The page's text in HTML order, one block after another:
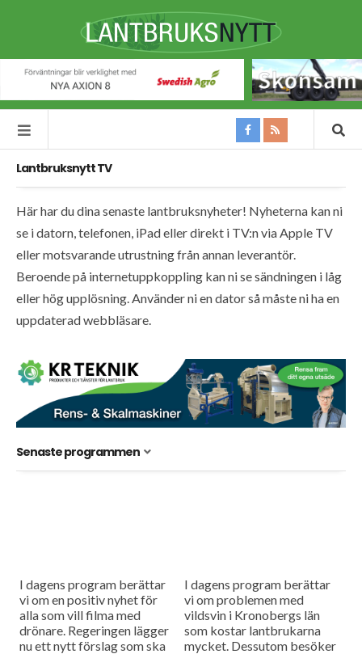
Lantbruksnytt TV
Här har du dina senaste lantbruksnyheter! Nyheterna kan ni
se i datorn, telefonen, iPad eller direkt i TV:n via Apple TV
eller motsvarande utrustning från annan leverantör.
Beroende på internetuppkoppling kan ni se sändningen i låg
eller hög upplösning. Använder ni en dator så måste ni ha en
uppdaterad webbläsare.
Senaste programmen
I dagens program berättar
vi om en positiv nyhet för
alla som vill filma med
drönare. Regeringen lägger
nu ett nytt förslag som ska
I dagens program berättar
vi om problemen med
vildsvin i Kronobergs län
som kostar lantbrukarna
mycket. Dessutom besöker